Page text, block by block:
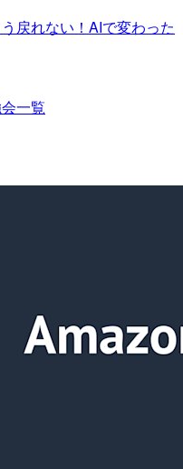
戻れない！AIで変わった
一覧